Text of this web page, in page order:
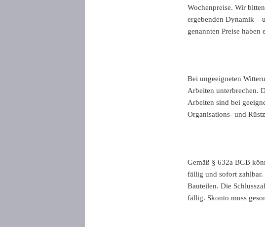
Wochenpreise. Wir
ergebenden Dynamik –
genannten Preise
Bei ungeeigneten
Arbeiten unterbrechen.
Arbeiten sind bei
Organisations- und
Gemäß § 632a BGB
fällig und sofort
Bauteilen. Die
fällig. Skonto muss